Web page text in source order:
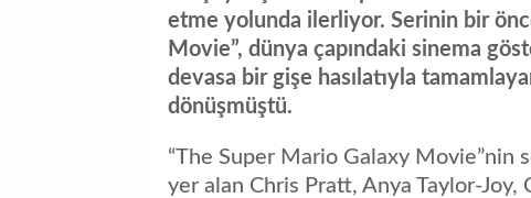
etme yolunda ilerliyor. Serinin bir
Movie”, dünya çapındaki sinema
devasa bir gişe hasılatıyla
dönüşmüştü.
“The Super Mario Galaxy Movie”nin
yer alan Chris Pratt, Anya Taylor-